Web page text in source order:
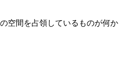
空間を占領しているものが何か